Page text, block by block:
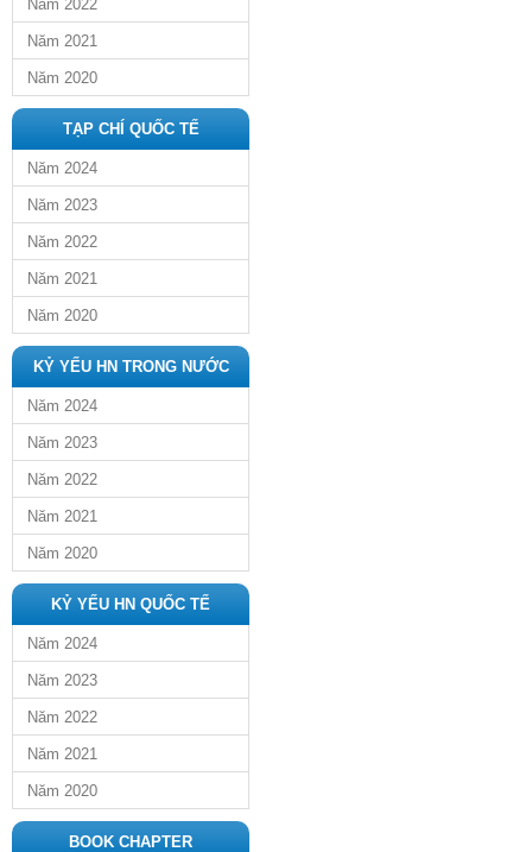
Năm 2022
Năm 2021
Năm 2020
TẠP CHÍ QUỐC TẾ
Năm 2024
Năm 2023
Năm 2022
Năm 2021
Năm 2020
KỶ YẾU HN TRONG NƯỚC
Năm 2024
Năm 2023
Năm 2022
Năm 2021
Năm 2020
KỶ YẾU HN QUỐC TẾ
Năm 2024
Năm 2023
Năm 2022
Năm 2021
Năm 2020
BOOK CHAPTER